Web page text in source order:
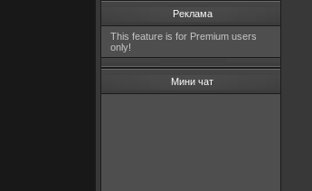
Реклама
This feature is for Premium users
only!
Мини чат